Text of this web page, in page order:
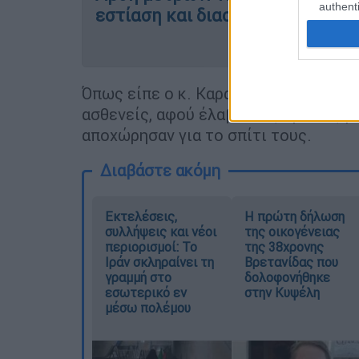
εστίαση και διασκέδαση
Όπως είπε ο κ. Καραμέτος, δεν ήταν
ασθενείς, αφού έλαβαν τις πρώτες
αποχώρησαν για το σπίτι τους.
Διαβάστε ακόμη
Εκτελέσεις,
συλλήψεις και νέοι
περιορισμοί: Το
Ιράν σκληραίνει τη
γραμμή στο
εσωτερικό εν
μέσω πολέμου
Η πρώτη δήλωση
της οικογένειας
της 38χρονης
Βρετανίδας που
δολοφονήθηκε
στην Κυψέλη